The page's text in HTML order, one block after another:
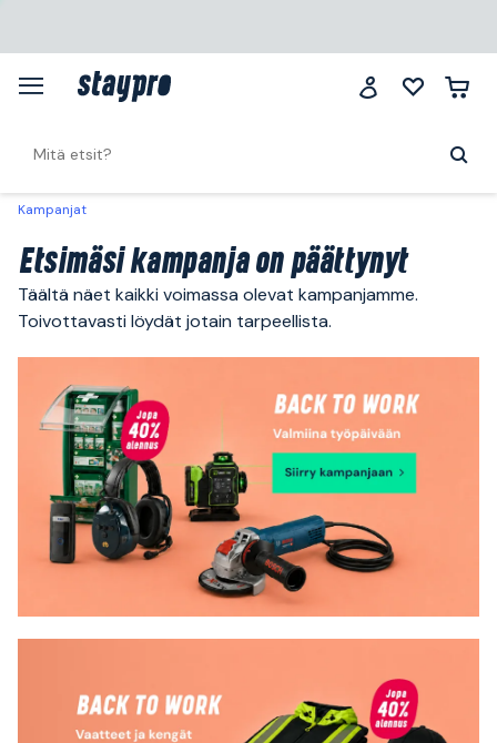
Kampanjat
Etsimäsi kampanja on päättynyt
Täältä näet kaikki voimassa olevat kampanjamme.
Toivottavasti löydät jotain tarpeellista.